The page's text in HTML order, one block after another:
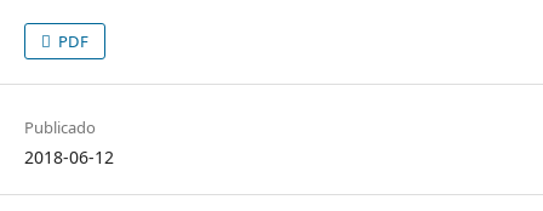
PDF
Publicado
2018-06-12